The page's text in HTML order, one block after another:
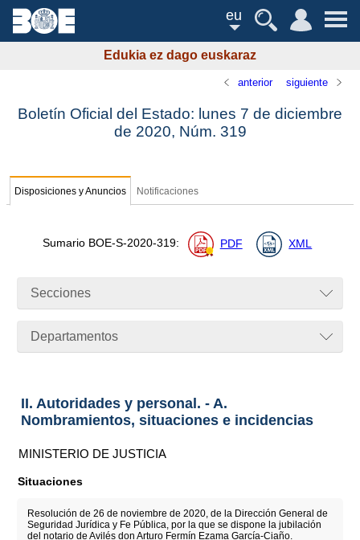
eu
Edukia ez dago euskaraz
anterior siguiente
Boletín Oficial del Estado: lunes 7 de diciembre
de 2020, Núm. 319
Disposiciones y Anuncios Notificaciones
Sumario BOE-S-2020-319: PDF XML
Secciones
Departamentos
II. Autoridades y personal. - A.
Nombramientos, situaciones e incidencias
MINISTERIO DE JUSTICIA
Situaciones
Resolución de 26 de noviembre de 2020, de la Dirección General de
Seguridad Jurídica y Fe Pública, por la que se dispone la jubilación
del notario de Avilés don Arturo Fermín Ezama García-Ciaño.